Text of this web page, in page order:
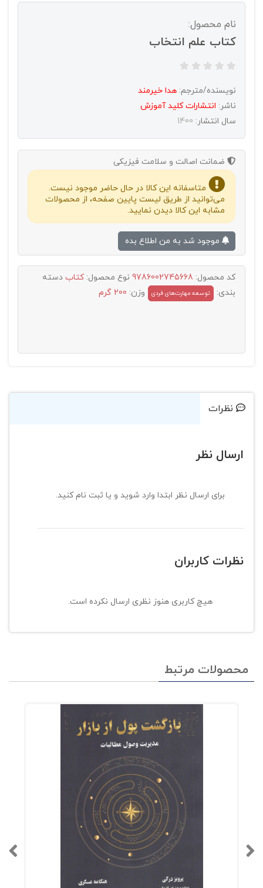
نام محصول:
کتاب علم انتخاب
نویسنده/مترجم: هدا خیرمند
ناشر: انتشارات كليد آموزش
سال انتشار: 1400
ضمانت اصالت و سلامت فیزیکی
متاسفانه این کالا در حال حاضر موجود نیست.
می‌توانید از طریق لیست پایین صفحه، از محصولات
مشابه این کالا دیدن نمایید.
کد محصول: 9786002745668 نوع محصول:کتاب دسته
بندی:
توسعه مهارت‌های فردی وزن: 200 گرم
نظرات
ارسال نظر
برای ارسال نظر ابتدا وارد شوید و یا ثبت نام کنید.
نظرات کاربران
هیچ کاربری هنوز نظری ارسال نکرده است.
محصولات مرتبط